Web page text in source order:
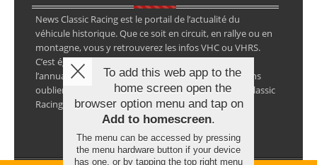
News Classic Racing est le portail de l’actualité du
véhicule historique. Que ce soit en circuit, en rallye ou en
montagne, vous y retrouverez les infos VHC ou VHRS.
C’est également le calendrier des épreuves ainsi que
l’annuaire des spécialistes de la voiture ancienne, sans
oublier les petites annonces avec notre partenaire Classic
Racing Annonces.
To add this web app to the
home screen open the
browser option menu and tap on
Add to homescreen.
The menu can be accessed by pressing
the menu hardware button if your device
has one, or by tapping the top right menu